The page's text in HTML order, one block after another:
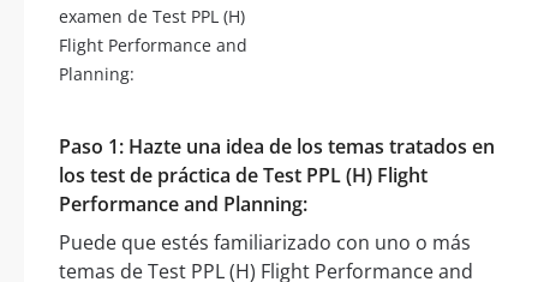
examen de Test PPL (H)
Flight Performance and
Planning:
Paso 1: Hazte una idea de los temas tratados en
los test de práctica de Test PPL (H) Flight
Performance and Planning:
Puede que estés familiarizado con uno o más
temas de Test PPL (H) Flight Performance and